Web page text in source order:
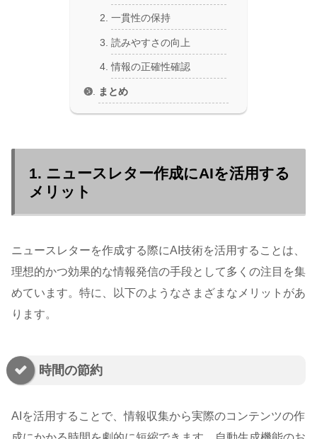
一貫性の保持
読みやすさの向上
情報の正確性確認
まとめ
1. ニュースレター作成にAIを活用する
メリット
ニュースレターを作成する際にAI技術を活用することは、
理想的かつ効果的な情報発信の手段として多くの注目を集
めています。特に、以下のようなさまざまなメリットがあ
ります。
時間の節約
AIを活用することで、情報収集から実際のコンテンツの作